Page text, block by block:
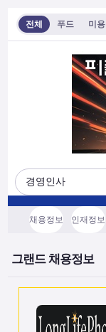
전체 푸드 미용
채용정보 인재정보
그랜드 채용정보